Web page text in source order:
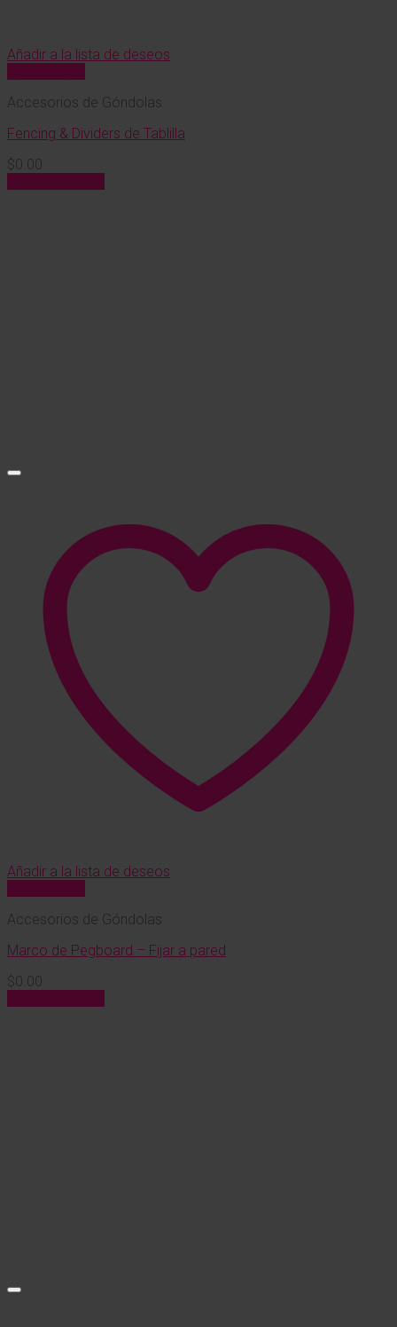
Añadir a la lista de deseos
Accesorios de Góndolas
Fencing & Dividers de Tablilla
$0.00
Añadir a la lista de deseos
Accesorios de Góndolas
Marco de Pegboard – Fijar a pared
$0.00